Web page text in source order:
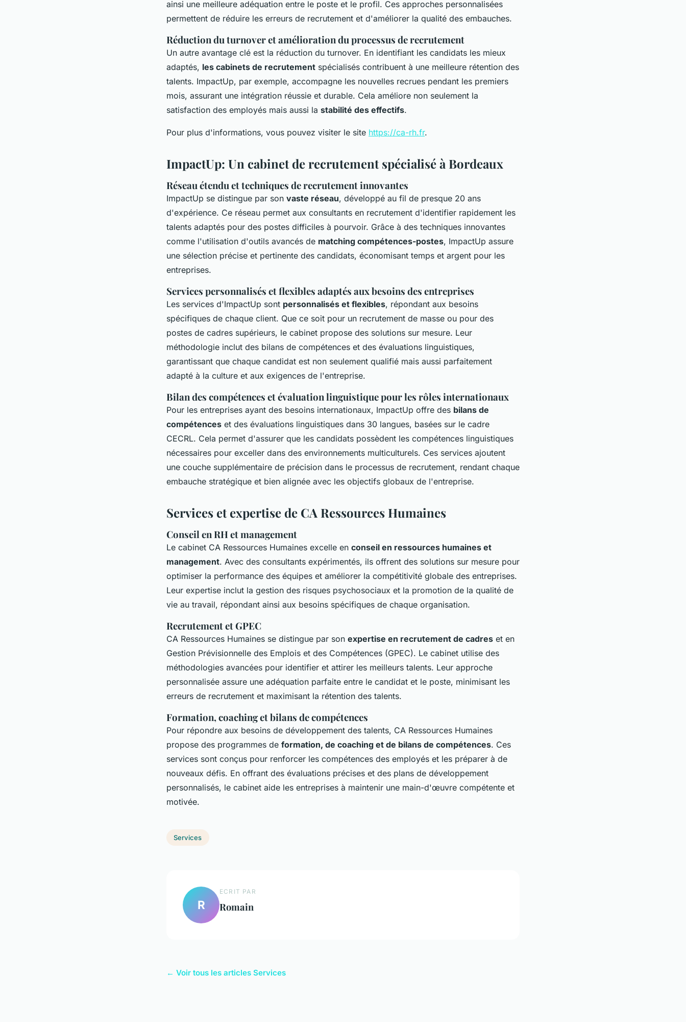
ainsi une meilleure adéquation entre le poste et le profil. Ces approches personnalisées
permettent de réduire les erreurs de recrutement et d'améliorer la qualité des embauches.
Réduction du turnover et amélioration du processus de recrutement
Un autre avantage clé est la réduction du turnover. En identifiant les candidats les mieux
adaptés, les cabinets de recrutement spécialisés contribuent à une meilleure rétention des
talents. ImpactUp, par exemple, accompagne les nouvelles recrues pendant les premiers
mois, assurant une intégration réussie et durable. Cela améliore non seulement la
satisfaction des employés mais aussi la stabilité des effectifs.
Pour plus d'informations, vous pouvez visiter le site https://ca-rh.fr.
ImpactUp: Un cabinet de recrutement spécialisé à Bordeaux
Réseau étendu et techniques de recrutement innovantes
ImpactUp se distingue par son vaste réseau, développé au fil de presque 20 ans
d'expérience. Ce réseau permet aux consultants en recrutement d'identifier rapidement les
talents adaptés pour des postes difficiles à pourvoir. Grâce à des techniques innovantes
comme l'utilisation d'outils avancés de matching compétences-postes, ImpactUp assure
une sélection précise et pertinente des candidats, économisant temps et argent pour les
entreprises.
Services personnalisés et flexibles adaptés aux besoins des entreprises
Les services d'ImpactUp sont personnalisés et flexibles, répondant aux besoins
spécifiques de chaque client. Que ce soit pour un recrutement de masse ou pour des
postes de cadres supérieurs, le cabinet propose des solutions sur mesure. Leur
méthodologie inclut des bilans de compétences et des évaluations linguistiques,
garantissant que chaque candidat est non seulement qualifié mais aussi parfaitement
adapté à la culture et aux exigences de l'entreprise.
Bilan des compétences et évaluation linguistique pour les rôles internationaux
Pour les entreprises ayant des besoins internationaux, ImpactUp offre des bilans de
compétences et des évaluations linguistiques dans 30 langues, basées sur le cadre
CECRL. Cela permet d'assurer que les candidats possèdent les compétences linguistiques
nécessaires pour exceller dans des environnements multiculturels. Ces services ajoutent
une couche supplémentaire de précision dans le processus de recrutement, rendant chaque
embauche stratégique et bien alignée avec les objectifs globaux de l'entreprise.
Services et expertise de CA Ressources Humaines
Conseil en RH et management
Le cabinet CA Ressources Humaines excelle en conseil en ressources humaines et
management. Avec des consultants expérimentés, ils offrent des solutions sur mesure pour
optimiser la performance des équipes et améliorer la compétitivité globale des entreprises.
Leur expertise inclut la gestion des risques psychosociaux et la promotion de la qualité de
vie au travail, répondant ainsi aux besoins spécifiques de chaque organisation.
Recrutement et GPEC
CA Ressources Humaines se distingue par son expertise en recrutement de cadres et en
Gestion Prévisionnelle des Emplois et des Compétences (GPEC). Le cabinet utilise des
méthodologies avancées pour identifier et attirer les meilleurs talents. Leur approche
personnalisée assure une adéquation parfaite entre le candidat et le poste, minimisant les
erreurs de recrutement et maximisant la rétention des talents.
Formation, coaching et bilans de compétences
Pour répondre aux besoins de développement des talents, CA Ressources Humaines
propose des programmes de formation, de coaching et de bilans de compétences. Ces
services sont conçus pour renforcer les compétences des employés et les préparer à de
nouveaux défis. En offrant des évaluations précises et des plans de développement
personnalisés, le cabinet aide les entreprises à maintenir une main-d'œuvre compétente et
motivée.
Services
R
ECRIT PAR
Romain
← Voir tous les articles Services